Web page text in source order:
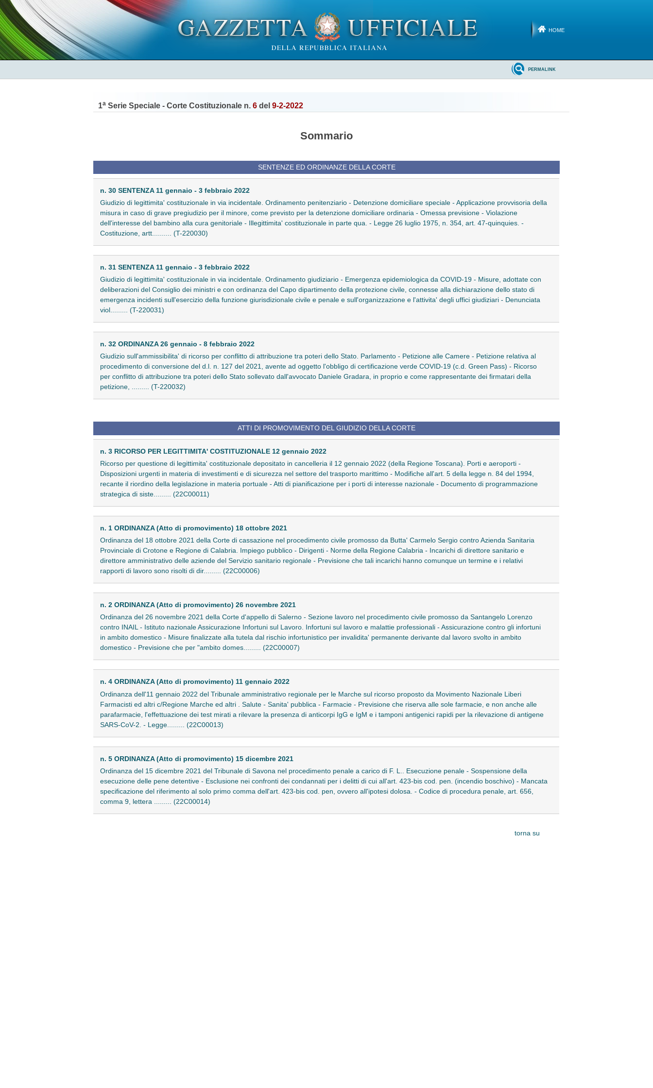
HOME
PERMALINK
1a Serie Speciale - Corte Costituzionale n. 6 del 9-2-2022
Sommario
SENTENZE ED ORDINANZE DELLA CORTE
n. 30 SENTENZA 11 gennaio - 3 febbraio 2022
Giudizio di legittimita' costituzionale in via incidentale. Ordinamento penitenziario - Detenzione domiciliare speciale - Applicazione provvisoria della
misura in caso di grave pregiudizio per il minore, come previsto per la detenzione domiciliare ordinaria - Omessa previsione - Violazione
dell'interesse del bambino alla cura genitoriale - Illegittimita' costituzionale in parte qua. - Legge 26 luglio 1975, n. 354, art. 47-quinquies. -
Costituzione, artt.......... (T-220030)
n. 31 SENTENZA 11 gennaio - 3 febbraio 2022
Giudizio di legittimita' costituzionale in via incidentale. Ordinamento giudiziario - Emergenza epidemiologica da COVID-19 - Misure, adottate con
deliberazioni del Consiglio dei ministri e con ordinanza del Capo dipartimento della protezione civile, connesse alla dichiarazione dello stato di
emergenza incidenti sull'esercizio della funzione giurisdizionale civile e penale e sull'organizzazione e l'attivita' degli uffici giudiziari - Denunciata
viol......... (T-220031)
n. 32 ORDINANZA 26 gennaio - 8 febbraio 2022
Giudizio sull'ammissibilita' di ricorso per conflitto di attribuzione tra poteri dello Stato. Parlamento - Petizione alle Camere - Petizione relativa al
procedimento di conversione del d.l. n. 127 del 2021, avente ad oggetto l'obbligo di certificazione verde COVID-19 (c.d. Green Pass) - Ricorso
per conflitto di attribuzione tra poteri dello Stato sollevato dall'avvocato Daniele Gradara, in proprio e come rappresentante dei firmatari della
petizione, ......... (T-220032)
ATTI DI PROMOVIMENTO DEL GIUDIZIO DELLA CORTE
n. 3 RICORSO PER LEGITTIMITA' COSTITUZIONALE 12 gennaio 2022
Ricorso per questione di legittimita' costituzionale depositato in cancelleria il 12 gennaio 2022 (della Regione Toscana). Porti e aeroporti -
Disposizioni urgenti in materia di investimenti e di sicurezza nel settore del trasporto marittimo - Modifiche all'art. 5 della legge n. 84 del 1994,
recante il riordino della legislazione in materia portuale - Atti di pianificazione per i porti di interesse nazionale - Documento di programmazione
strategica di siste......... (22C00011)
n. 1 ORDINANZA (Atto di promovimento) 18 ottobre 2021
Ordinanza del 18 ottobre 2021 della Corte di cassazione nel procedimento civile promosso da Butta' Carmelo Sergio contro Azienda Sanitaria
Provinciale di Crotone e Regione di Calabria. Impiego pubblico - Dirigenti - Norme della Regione Calabria - Incarichi di direttore sanitario e
direttore amministrativo delle aziende del Servizio sanitario regionale - Previsione che tali incarichi hanno comunque un termine e i relativi
rapporti di lavoro sono risolti di dir......... (22C00006)
n. 2 ORDINANZA (Atto di promovimento) 26 novembre 2021
Ordinanza del 26 novembre 2021 della Corte d'appello di Salerno - Sezione lavoro nel procedimento civile promosso da Santangelo Lorenzo
contro INAIL - Istituto nazionale Assicurazione Infortuni sul Lavoro. Infortuni sul lavoro e malattie professionali - Assicurazione contro gli infortuni
in ambito domestico - Misure finalizzate alla tutela dal rischio infortunistico per invalidita' permanente derivante dal lavoro svolto in ambito
domestico - Previsione che per "ambito domes......... (22C00007)
n. 4 ORDINANZA (Atto di promovimento) 11 gennaio 2022
Ordinanza dell'11 gennaio 2022 del Tribunale amministrativo regionale per le Marche sul ricorso proposto da Movimento Nazionale Liberi
Farmacisti ed altri c/Regione Marche ed altri . Salute - Sanita' pubblica - Farmacie - Previsione che riserva alle sole farmacie, e non anche alle
parafarmacie, l'effettuazione dei test mirati a rilevare la presenza di anticorpi IgG e IgM e i tamponi antigenici rapidi per la rilevazione di antigene
SARS-CoV-2. - Legge......... (22C00013)
n. 5 ORDINANZA (Atto di promovimento) 15 dicembre 2021
Ordinanza del 15 dicembre 2021 del Tribunale di Savona nel procedimento penale a carico di F. L.. Esecuzione penale - Sospensione della
esecuzione delle pene detentive - Esclusione nei confronti dei condannati per i delitti di cui all'art. 423-bis cod. pen. (incendio boschivo) - Mancata
specificazione del riferimento al solo primo comma dell'art. 423-bis cod. pen, ovvero all'ipotesi dolosa. - Codice di procedura penale, art. 656,
comma 9, lettera ......... (22C00014)
torna su